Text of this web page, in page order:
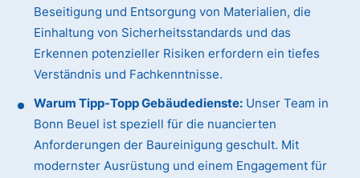
Beseitigung und Entsorgung von Materialien, die
Einhaltung von Sicherheitsstandards und das
Erkennen potenzieller Risiken erfordern ein tiefes
Verständnis und Fachkenntnisse.
Warum Tipp-Topp Gebäudedienste: Unser Team in
Bonn Beuel ist speziell für die nuancierten
Anforderungen der Baureinigung geschult. Mit
modernster Ausrüstung und einem Engagement für